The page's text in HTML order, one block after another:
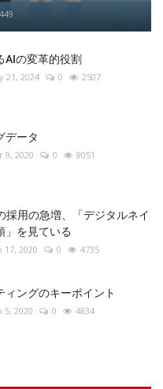
AIの変革的役割
21, 2024 0 2507
データ
9, 2020 0 8051
採用の急増、「デジタルネイ
」を見ている
17, 2020 0 4735
ィングのキーポイント
5, 2020 0 4834